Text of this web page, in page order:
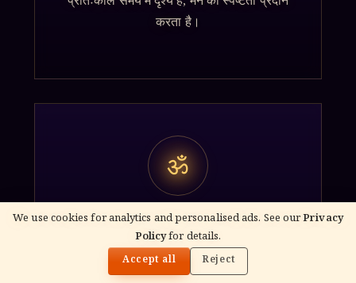
We use cookies for analytics and personalised ads. See ourPrivacy
Policyfor details.
Accept all Reject
करता है।
ॐ
पल्लियारै पूजा
Free